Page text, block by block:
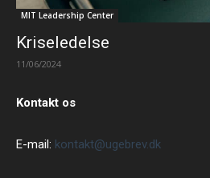
MIT Leadership Center
Kriseledelse
11/06/2024
Kontakt os
E-mail: kontakt@ugebrev.dk